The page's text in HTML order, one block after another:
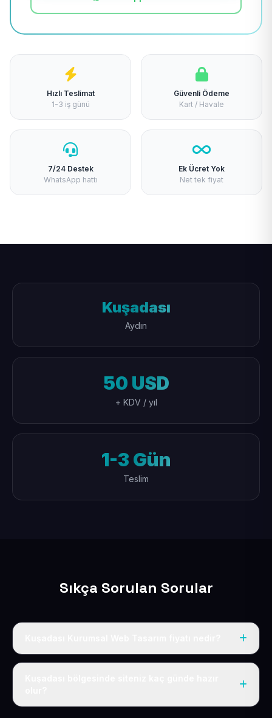
Hızlı Teslimat
1-3 iş günü
Güvenli Ödeme
Kart / Havale
7/24 Destek
WhatsApp hattı
Ek Ücret Yok
Net tek fiyat
Kuşadası
Aydın
50 USD
+ KDV / yıl
1-3 Gün
Teslim
Sıkça Sorulan Sorular
Tek fiyat uygulanır: yıllık 50 USD + KDV. Bu bedele alan